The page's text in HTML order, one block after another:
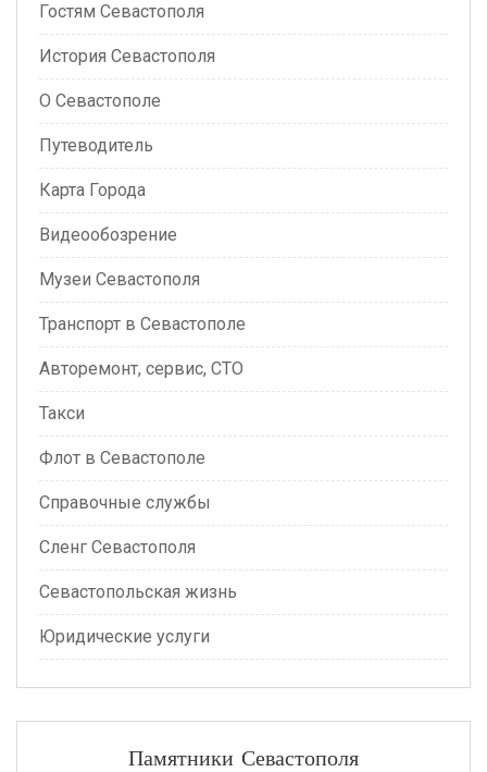
Гостям Севастополя
История Севастополя
О Севастополе
Путеводитель
Карта Города
Видеообозрение
Музеи Севастополя
Транспорт в Севастополе
Авторемонт, сервис, СТО
Такси
Флот в Севастополе
Справочные службы
Сленг Севастополя
Севастопольская жизнь
Юридические услуги
Памятники Севастополя